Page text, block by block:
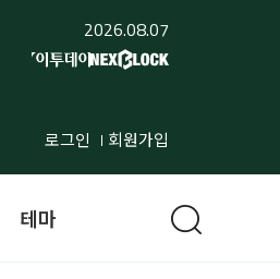
2026.08.07
로그인 회원가입
테마